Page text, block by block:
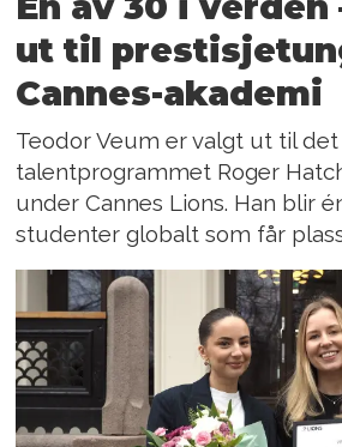
ut til
Cannes-akademi
Teodor Veum er valgt ut til
talentprogrammet Roger
under Cannes Lions. Han blir
studenter globalt som får